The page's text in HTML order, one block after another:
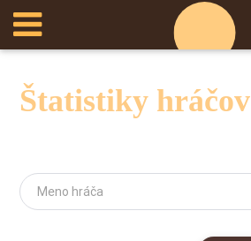
Štatistiky hráčov
Meno hráča